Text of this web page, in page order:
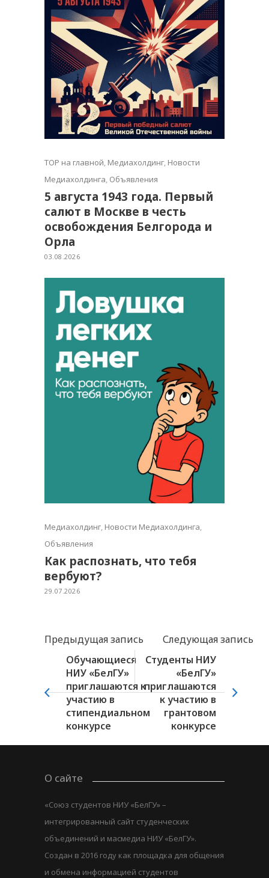
TOP на главной, Медиахолдинг, Новости
Медиахолдинга, Объявления
5 августа 1943 года. Первый
салют в Москве в честь
освобождения Белгорода и
Орла
03.08.2026
Медиахолдинг, Новости Медиахолдинга,
Объявления
Как распознать, что тебя
вербуют?
29.07.2026
Предыдущая запись
Следующая запись
Обучающиеся
НИУ «БелГУ»
приглашаются к
участию в
стипендиальном
конкурсе
Студенты НИУ
«БелГУ»
приглашаются
к участию в
грантовом
конкурсе
О сайте
«Союз студентов НИУ «БелГУ» –
интегрированный сайт студенческих
объединений и масмедиа НИУ «БелГУ».
Создан в 2016 году как площадка для общения
и обмена информацией студентов